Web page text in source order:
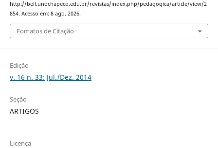
http://bell.unochapeco.edu.br/revistas/index.php/pedagogica/article/view/2
854. Acesso em: 8 ago. 2026.
Fomatos de Citação
Edição
v. 16 n. 33: Jul./Dez. 2014
Seção
ARTIGOS
Licença